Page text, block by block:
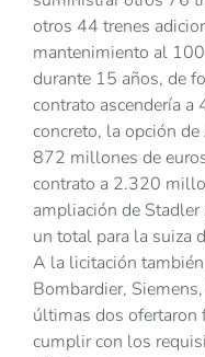
otros 44 trenes
mantenimiento al
durante 15 años, de
contrato ascendería
concreto, la opción
872 millones de
contrato a 2.320
ampliación de
un total para la suiza
A la licitación
Bombardier,
últimas dos ofertaron
cumplir con los